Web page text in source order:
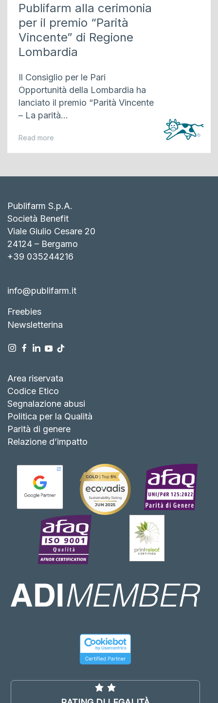
Publifarm alla cerimonia
per il premio “Parità
Vincente” di Regione
Lombardia
Il Consiglio per le Pari
Opportunità della Lombardia ha
lanciato il premio “Parità Vincente
– La parità...
Read more
Publifarm S.p.A.
Società Benefit
Viale Giulio Cesare 20
24124 – Bergamo
+39 035244216
info@publifarm.it
Freebies
Newsletterina
Area riservata
Codice Etico
Segnalazione abusi
Politica per la Qualità
Parità di genere
Relazione d’impatto